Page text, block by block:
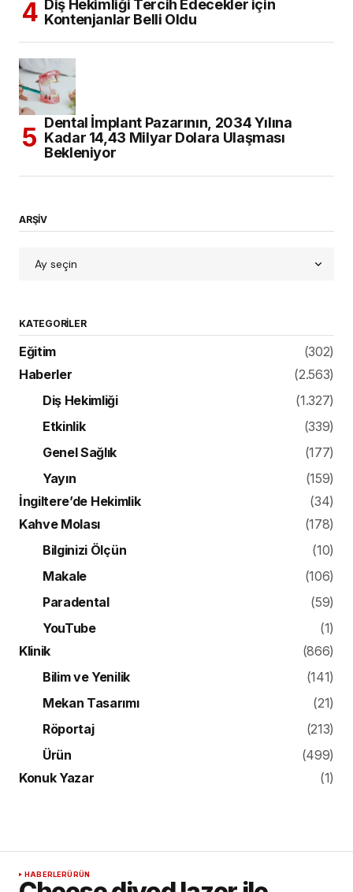
Diş Hekimliği Tercih Edecekler için
Kontenjanlar Belli Oldu
Dental İmplant Pazarının, 2034 Yılına
Kadar 14,43 Milyar Dolara Ulaşması
Bekleniyor
ARŞİV
KATEGORILER
Eğitim
(302)
Haberler
(2.563)
Diş Hekimliği
(1.327)
Etkinlik
(339)
Genel Sağlık
(177)
Yayın
(159)
İngiltere’de Hekimlik
(34)
Kahve Molası
(178)
Bilginizi Ölçün
(10)
Makale
(106)
Paradental
(59)
YouTube
(1)
Klinik
(866)
Bilim ve Yenilik
(141)
Mekan Tasarımı
(21)
Röportaj
(213)
Ürün
(499)
Konuk Yazar
(1)
HABERLERÜRÜN